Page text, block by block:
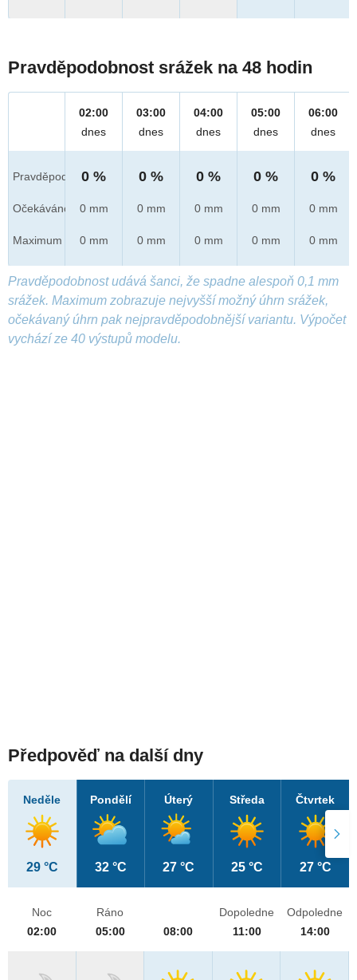
Pravděpodobnost srážek na 48 hodin
Pravděpod.
Očekáváno
Maximum
02:00
dnes
0 %
0 mm
0 mm
03:00
dnes
0 %
0 mm
0 mm
04:00
dnes
0 %
0 mm
0 mm
05:00
dnes
0 %
0 mm
0 mm
06:00
dnes
0 %
0 mm
0 mm
Pravděpodobnost udává šanci, že spadne alespoň 0,1 mm
srážek. Maximum zobrazuje nejvyšší možný úhrn srážek,
očekávaný úhrn pak nejpravděpodobnější variantu. Výpočet
vychází ze 40 výstupů modelu.
Předpověď na další dny
Neděle
29 °C
Pondělí
32 °C
Úterý
27 °C
Středa
25 °C
Čtvrtek
27 °C
Noc
02:00
Ráno
05:00
08:00
Dopoledne
11:00
Odpoledne
14:00